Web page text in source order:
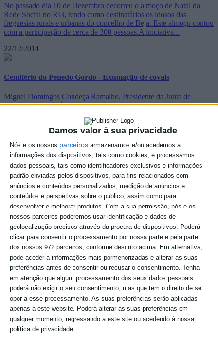
Damos valor à sua privacidade
Nós e os nossos parceiros armazenamos e/ou acedemos a
informações dos dispositivos, tais como cookies, e processamos
dados pessoais, tais como identificadores exclusivos e informações
padrão enviadas pelos dispositivos, para fins relacionados com
anúncios e conteúdos personalizados, medição de anúncios e
conteúdos e perspetivas sobre o público, assim como para
desenvolver e melhorar produtos. Com a sua permissão, nós e os
nossos parceiros poderemos usar identificação e dados de
geolocalização precisos através da procura de dispositivos. Poderá
clicar para consentir o processamento por nossa parte e pela parte
dos nossos 972 parceiros, conforme descrito acima. Em alternativa,
pode aceder a informações mais pormenorizadas e alterar as suas
preferências antes de consentir ou recusar o consentimento. Tenha
em atenção que algum processamento dos seus dados pessoais
poderá não exigir o seu consentimento, mas que tem o direito de se
opor a esse processamento. As suas preferências serão aplicadas
apenas a este website. Poderá alterar as suas preferências em
qualquer momento, regressando a este site ou acedendo à nossa
política de privacidade.
No passado dia 10 de Dezembro decorreu o almoço de Natal da
Rede Social no RI3, tendo como destinatários os idosos das
freguesias rurais e urbanas do concelho de Beja. Este almoço contou
com a participação de cerca de 300 pessoas.A iniciativa...
22/12/2014
Cemitério do Penedo Gordo - Exumação de covais
Miguel Domingos Condeça Ramalho, Presidente da Junta de
Freguesia, torna público que:Nos termos do Capitulo V artigo 210
de Penedo Gordo irão proceder à exumação dos covais abaixo
indicados. Os familiares ou...
10/12/2014
Comemoração do Dia Internacional dos Direitos Humanos - 10
de Dezembro
No âmbito do estágio profissional de Serviço Social; a União de
Freguesias de Santiago Maior e São João Baptista e a Escola
Primária de Penedo Gordo estão a organizar a “Comemoração do
Dia Internacional dos Direitos Humanos”, dia 10 de Dezembro, na...
09/12/2014
2.ª Edição do "Mercadinho de Natal"
O IPDJ - Instituto Português do Desporto e Juventude, na sua Loja
Ponto JA de Beja e em conjunto com, alguns Jovens
Artesãos/Entidades Sociais locais/entre outros, leva a efeito a 2.ª
edição do "Mercadinho de Natal".Entre os dias 1 e 19 de...